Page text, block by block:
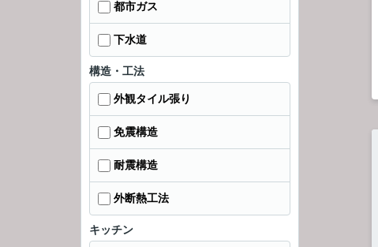
都市ガス
下水道
構造・工法
外観タイル張り
免震構造
耐震構造
外断熱工法
キッチン